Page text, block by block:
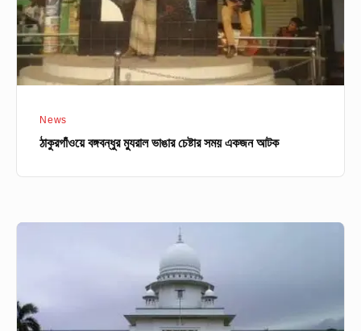
একজন
আটক
News
ঠাকুরগাঁওয়ে বঙ্গবন্ধুর ম্যুরাল ভাঙার চেষ্টার সময় একজন আটক
সঙ্গে
সাংঘর্ষিক